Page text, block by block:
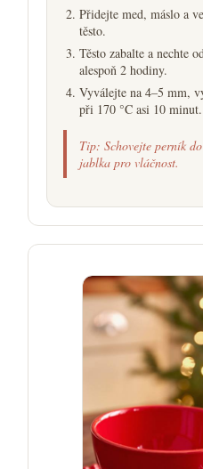
Přidejte med, máslo a
těsto.
Těsto zabalte a nechte
alespoň 2 hodiny.
Vyválejte na 4–5 mm,
při 170 °C asi 10 minut.
Tip: Schovejte perník
jablka pro vláčnost.